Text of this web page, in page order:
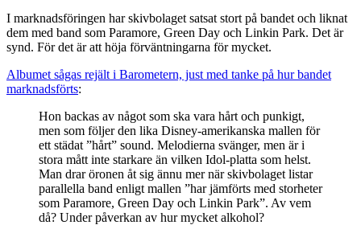
I marknadsföringen har skivbolaget satsat stort på bandet och liknat
dem med band som Paramore, Green Day och Linkin Park. Det är
synd. För det är att höja förväntningarna för mycket.
Albumet sågas rejält i Barometern, just med tanke på hur bandet
marknadsförts:
Hon backas av något som ska vara hårt och punkigt,
men som följer den lika Disney-amerikanska mallen för
ett städat ”hårt” sound. Melodierna svänger, men är i
stora mått inte starkare än vilken Idol-platta som helst.
Man drar öronen åt sig ännu mer när skivbolaget listar
parallella band enligt mallen ”har jämförts med storheter
som Paramore, Green Day och Linkin Park”. Av vem
då? Under påverkan av hur mycket alkohol?